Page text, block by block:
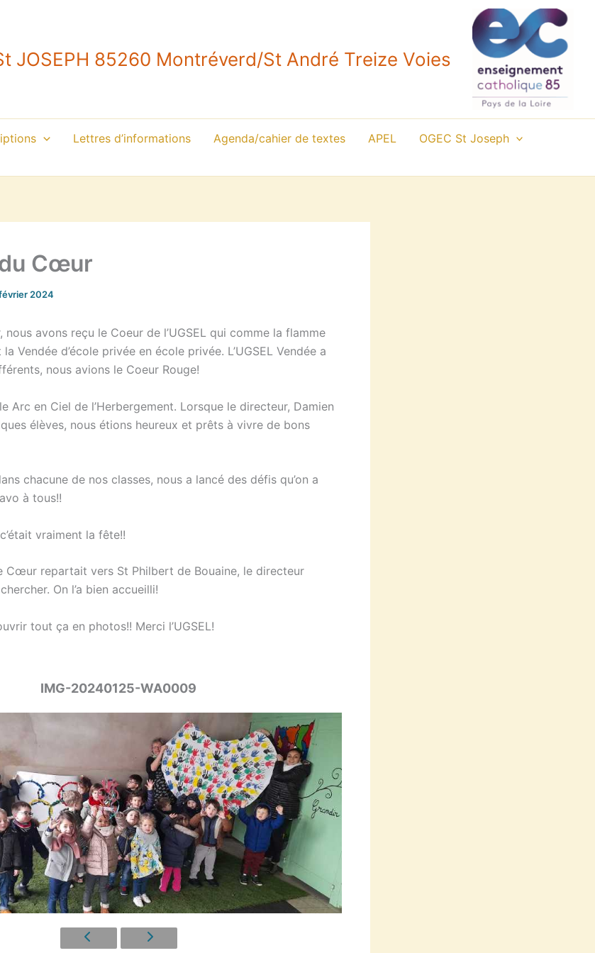
JOSEPH 85260 Montréverd/St André Treize Voies
Lettres d’informations Agenda/cahier de textes APEL
OGEC St Joseph
Cœur
2024
nous avons reçu le Coeur de l’UGSEL qui comme la flamme
Vendée d’école privée en école privée. L’UGSEL Vendée a
nous avions le Coeur Rouge!
Arc en Ciel de l’Herbergement. Lorsque le directeur, Damien
élèves, nous étions heureux et prêts à vivre de bons
chacune de nos classes, nous a lancé des défis qu’on a
à tous!!
vraiment la fête!!
Cœur repartait vers St Philbert de Bouaine, le directeur
On l’a bien accueilli!
tout ça en photos!! Merci l’UGSEL!
IMG-20240125-WA0009